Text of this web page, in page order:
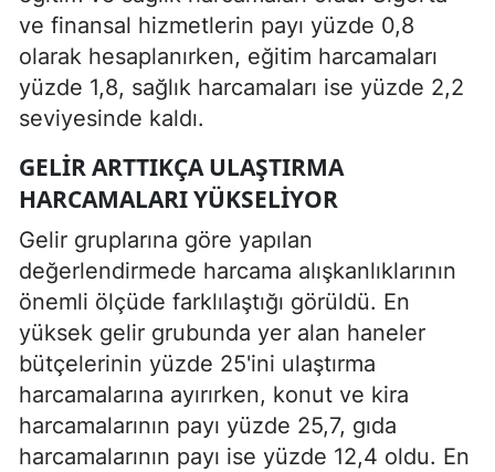
ve finansal hizmetlerin payı yüzde 0,8
olarak hesaplanırken, eğitim harcamaları
yüzde 1,8, sağlık harcamaları ise yüzde 2,2
seviyesinde kaldı.
GELIR ARTTIKÇA ULAŞTIRMA
HARCAMALARI YÜKSELIYOR
Gelir gruplarına göre yapılan
değerlendirmede harcama alışkanlıklarının
önemli ölçüde farklılaştığı görüldü. En
yüksek gelir grubunda yer alan haneler
bütçelerinin yüzde 25'ini ulaştırma
harcamalarına ayırırken, konut ve kira
harcamalarının payı yüzde 25,7, gıda
harcamalarının payı ise yüzde 12,4 oldu. En